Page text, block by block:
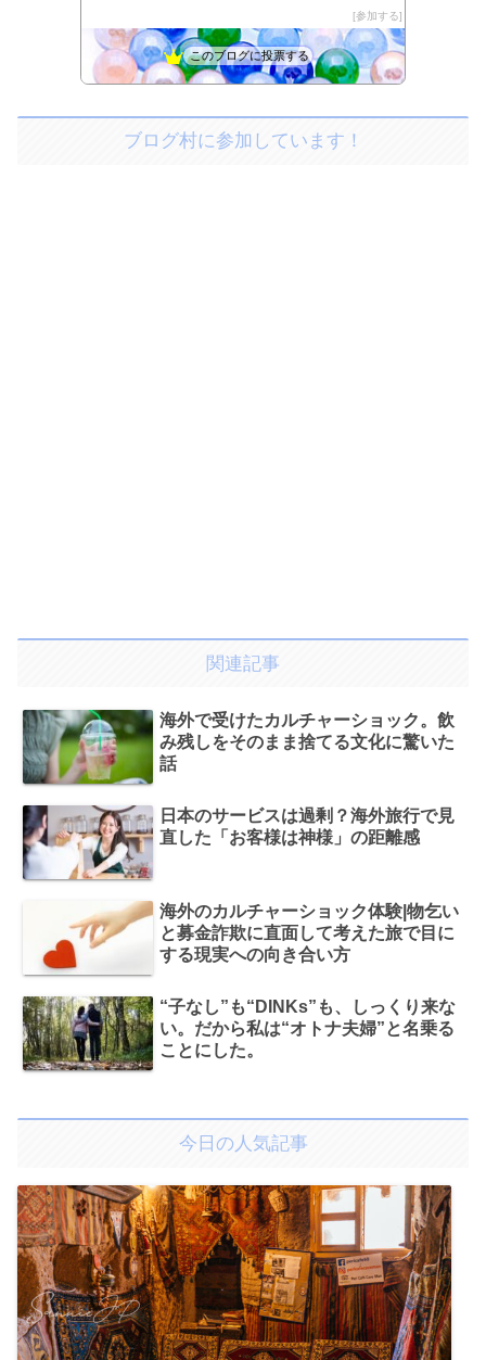
参加する
このブログに投票する
ブログ村に参加しています！
関連記事
海外で受けたカルチャーショック。飲
み残しをそのまま捨てる文化に驚いた
話
日本のサービスは過剰？海外旅行で見
直した「お客様は神様」の距離感
海外のカルチャーショック体験|物乞い
と募金詐欺に直面して考えた旅で目に
する現実への向き合い方
“子なし”も“DINKs”も、しっくり来な
い。だから私は“オトナ夫婦”と名乗る
ことにした。
今日の人気記事